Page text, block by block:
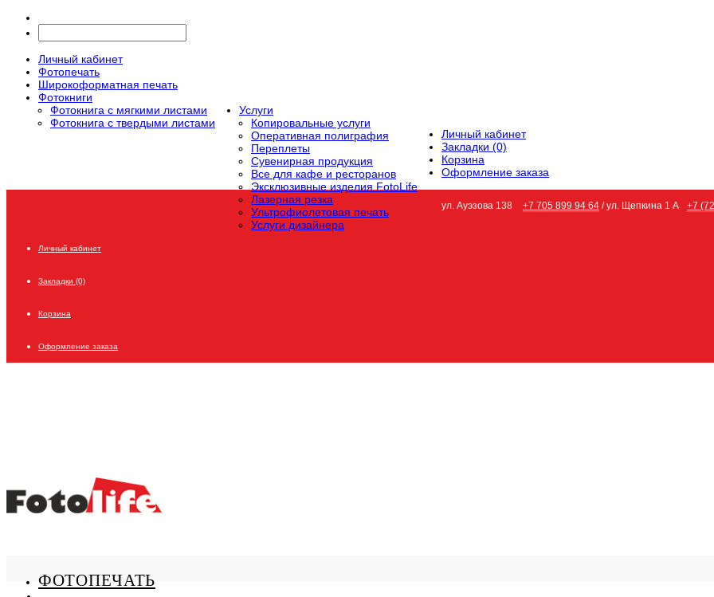
Личный кабинет
Фотопечать
Широкоформатная печать
Фотокниги
Фотокнига с мягкими листами
Фотокнига с твердыми листами
Услуги
Копировальные услуги
Оперативная полиграфия
Переплеты
Сувенирная продукция
Все для кафе и ресторанов
Эксклюзивные изделия FotoLife
Лазерная резка
Ультрофиолетовая печать
Услуги дизайнера
Личный кабинет
Закладки (0)
Корзина
Оформление заказа
ул. Ауэзова 138 +7 705 899 94 64 / ул. Щепкина 1 А +7
Личный кабинет
Закладки (0)
Корзина
Оформление заказа
ФОТОПЕЧАТЬ